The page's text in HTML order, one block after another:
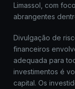
Limassol, com
abrangentes
Divulgação de
financeiros
adequada para
investimentos é
capital. Os